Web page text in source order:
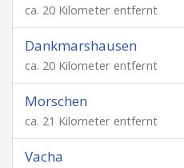
ca. 20 Kilometer entfernt
Dankmarshausen
ca. 20 Kilometer entfernt
Morschen
ca. 21 Kilometer entfernt
Vacha